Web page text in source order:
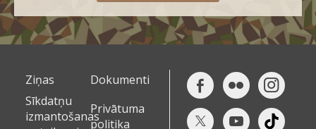
Ziņas
Dokumenti
Sīkdatņu
izmantošanasPrivātuma
politika